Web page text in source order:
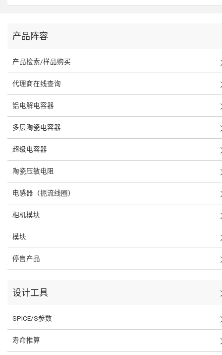
产品阵容
产品检索/样品购买
代理商在线查询
铝电解电容器
多层陶瓷电容器
超级电容器
陶瓷压敏电阻
电感器（扼流线圈）
相机模块
模块
停售产品
设计工具
SPICE/S参数
寿命推算